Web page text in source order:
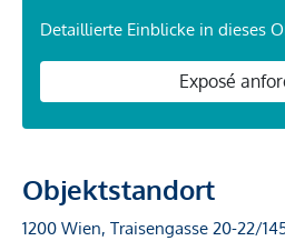
Detaillierte Einblicke in dieses
Exposé
Objektstandort
1200 Wien, Traisengasse 20-22/